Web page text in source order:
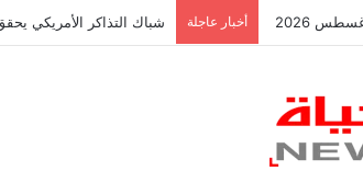
أخبار عاجلة شباك التذاكر الأمريكي